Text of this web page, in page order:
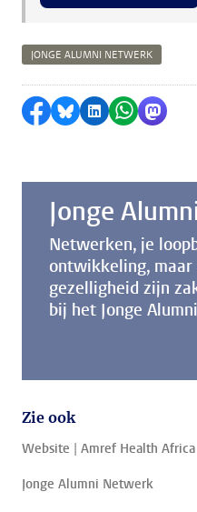
JONGE ALUMNI NETWERK
Delen op Facebook
Delen via Bluesky
Delen opDelen via
Delen
Jonge
Netwerken, je
ontwikkeling,
gezelligheid zijn
bij het Jonge
Zie ook
Website | Amref Health Africa
Jonge Alumni Netwerk